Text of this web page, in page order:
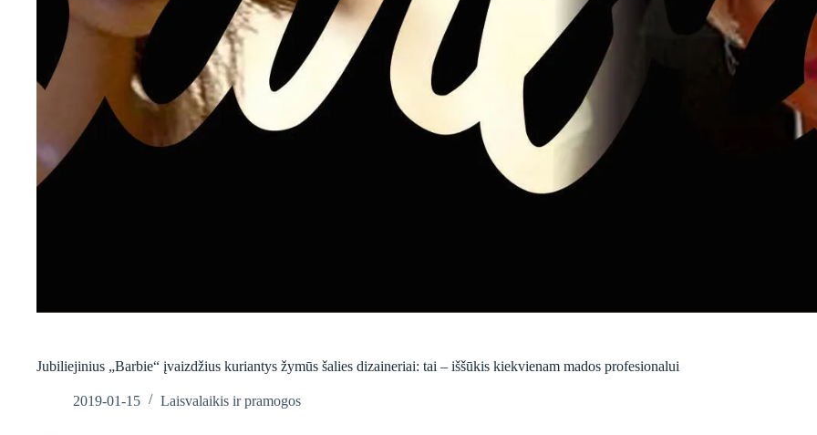
Jubiliejinius „Barbie“ įvaizdžius kuriantys žymūs šalies dizaineriai: tai – iššūkis kiekvienam mados profesionalui
2019-01-15 Laisvalaikis ir pramogos